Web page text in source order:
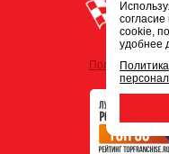
Политика
cookie,
удобнее